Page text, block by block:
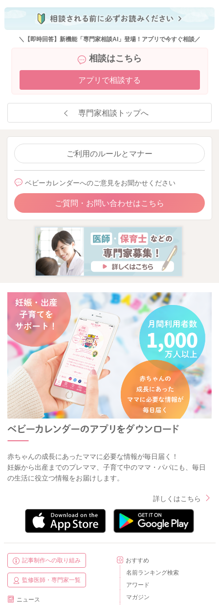
係性は悪化したり、状況が空回りすることってありますよね。
思います。
パパさんに任せていいと思いますよ。思い切って何か育児と並
行してできる、新しいことにチャレンジしてみてもよいのでは
余裕から生まれる、気持ちの安定感もあります。
あるべきと思い込むところから発生するそうです。毎日、毎日
子どもに対して、こうであってほしいと願う姿を、想像して、
期待して、イライラしてしまうこともあると思います。
そんな時には、そうだ。子どもは子どもなんだ。。。と思い、
悲観する時もあるかもしれませんが、子どもを変えようとする
のではなく、自分の時間を持つようにすることが精神的にも安
定して過ごせますね。
でもそれは、すでにママさんが一生懸命2人の育児をやってい
て、こんなにも悩まれていることで、今は十分果たされている
のでは？と感じますよ😊
そして、時の変化が1番の効果策であることも多いです。
今の状況や対応が間違っているわけではありませんので、ゆっ
たりお子さんの思いに寄り添い、心の成長を待ってくだされば
と存じます。
よろしくお願いします🙇
2025/10/15 21:57
＼【即時回答】新機能「専門家相談AI」登場！アプリで今すぐ相談／
相談はこちら
アプリで相談する
専門家相談トップへ
ご利用のルールとマナー
ベビーカレンダーへのご意見をお聞かせください
ご質問・お問い合わせはこちら
赤ちゃんの成長にあったママに必要な情報が毎日届く！
妊娠から出産までのプレママ、子育て中のママ・パパにも、毎日
の生活に役立つ情報をお届けします。
詳しくはこちら
記事制作への取り組み
監修医師・専門家一覧
ニュース
おすすめ
名前ランキング検索
アワード
マガジン